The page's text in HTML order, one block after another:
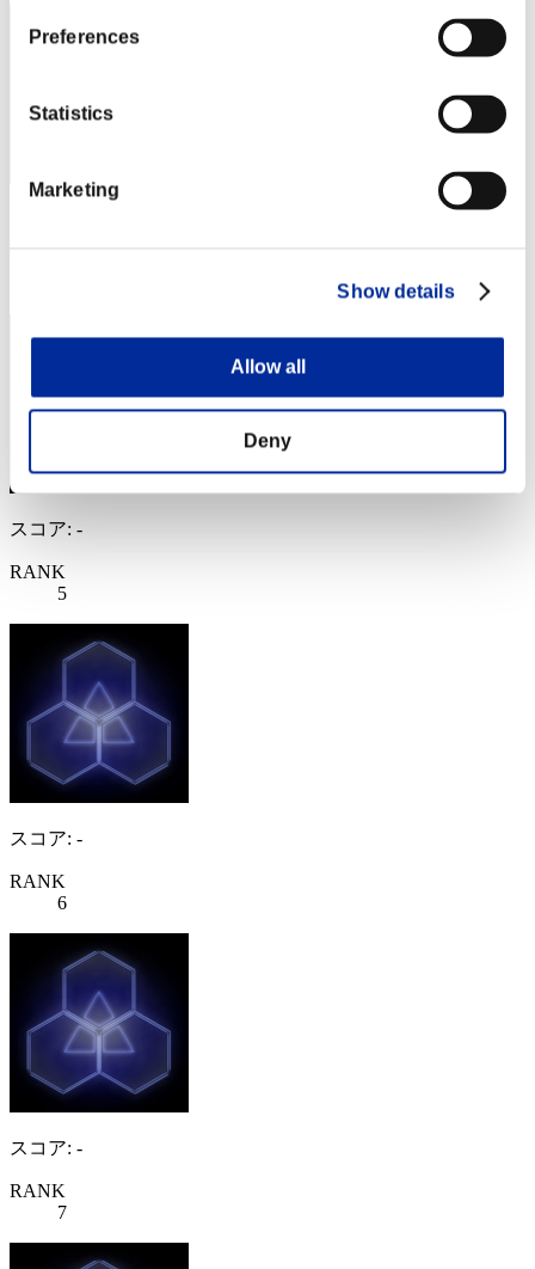
Preferences
Statistics
Marketing
Show details
Allow all
Deny
スコア: -
RANK
5
スコア: -
RANK
6
スコア: -
RANK
7